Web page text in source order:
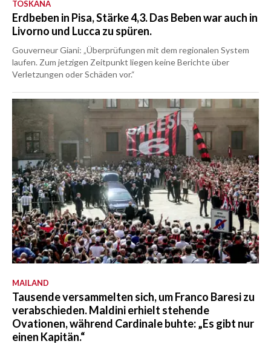
TOSKANA
Erdbeben in Pisa, Stärke 4,3. Das Beben war auch in
Livorno und Lucca zu spüren.
Gouverneur Giani: „Überprüfungen mit dem regionalen System
laufen. Zum jetzigen Zeitpunkt liegen keine Berichte über
Verletzungen oder Schäden vor.“
MAILAND
Tausende versammelten sich, um Franco Baresi zu
verabschieden. Maldini erhielt stehende
Ovationen, während Cardinale buhte: „Es gibt nur
einen Kapitän.“